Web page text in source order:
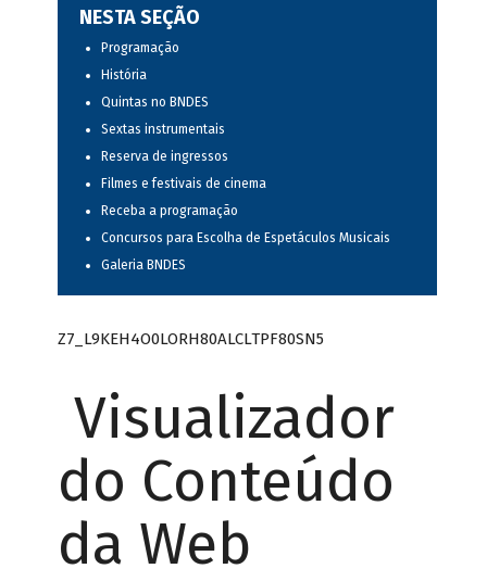
NESTA SEÇÃO
Programação
História
Quintas no BNDES
Sextas instrumentais
Reserva de ingressos
Filmes e festivais de cinema
Receba a programação
Concursos para Escolha de Espetáculos Musicais
Galeria BNDES
Z7_L9KEH4O0LORH80ALCLTPF80SN5
Visualizador
do Conteúdo
da Web